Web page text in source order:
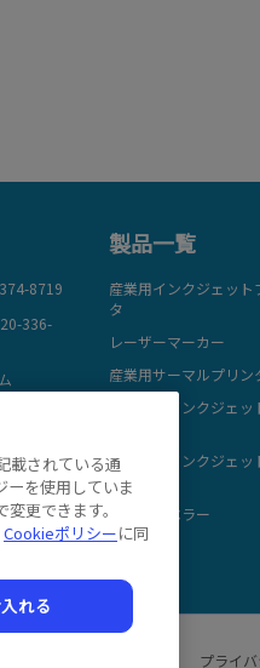
8719
336-
製品一覧
産業用インクジェット
タ
レーザーマーカー
産業用サーマルプリン
サーマルインクジェッ
大文字用インクジェッ
ンタ
オートラベラー
プライ
載されている通
ーを使用していま
変更できます。
Cookieポリシーに同
れる